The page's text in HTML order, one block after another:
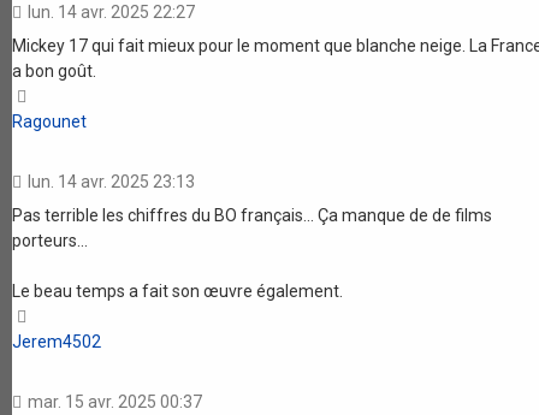
lun. 14 avr. 2025 22:27
Mickey 17 qui fait mieux pour le moment que blanche neige. La
a bon goût.
Ragounet
lun. 14 avr. 2025 23:13
Pas terrible les chiffres du BO français... Ça manque de de films
porteurs...
Le beau temps a fait son œuvre également.
Jerem4502
mar. 15 avr. 2025 00:37